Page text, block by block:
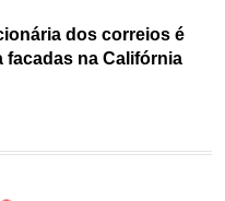
dos correios é
facadas na Califórnia